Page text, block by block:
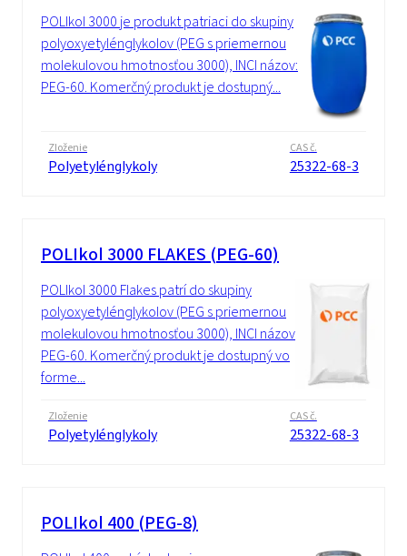
POLIkol 3000 je produkt patriaci do skupiny
polyoxyetylénglykolov (PEG s priemernou
molekulovou hmotnosťou 3000), INCI názov:
PEG-60. Komerčný produkt je dostupný...
Zloženie
Polyetylénglykoly
CAS č.
25322-68-3
POLIkol 3000 FLAKES (PEG-60)
POLIkol 3000 Flakes patrí do skupiny
polyoxyetylénglykolov (PEG s priemernou
molekulovou hmotnosťou 3000), INCI názov:
PEG-60. Komerčný produkt je dostupný vo
forme...
Zloženie
Polyetylénglykoly
CAS č.
25322-68-3
POLIkol 400 (PEG-8)